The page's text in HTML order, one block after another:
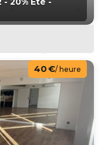
40 €/ heure